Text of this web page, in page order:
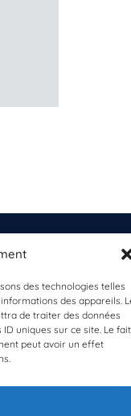
des technologies telles
des appareils.
de traiter des données
uniques sur ce site. Le fait
peut avoir un effet
EST UN PROGRAMME DE